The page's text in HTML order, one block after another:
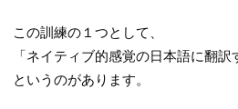
この訓練の１つとして、
「ネイティブ的感覚の日本語に翻訳
というのがあります。